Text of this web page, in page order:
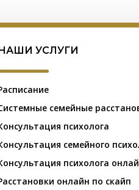
НАШИ УСЛУГИ
семейные
психолога
семейного
психолога
онлайн по скайп